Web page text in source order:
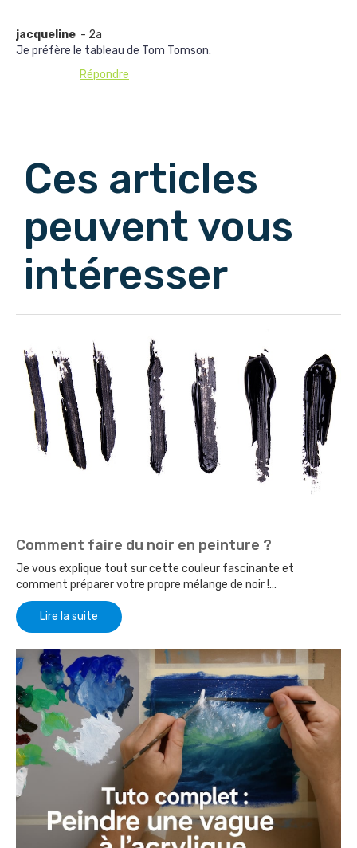
jacqueline - 2a
Je préfère le tableau de Tom Tomson.
Répondre
Ces articles
peuvent vous
intéresser
Comment faire du noir en peinture ?
Je vous explique tout sur cette couleur fascinante et
comment préparer votre propre mélange de noir !...
Lire la suite